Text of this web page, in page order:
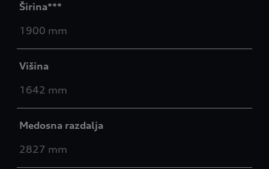
Širina***
1900 mm
Višina
1642 mm
Medosna razdalja
2827 mm